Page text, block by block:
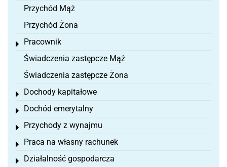
Przychód Mąż
Przychód Żona
Pracownik
Toggle menu
Świadczenia zastępcze Mąż
Świadczenia zastępcze Żona
Dochody kapitałowe
Toggle menu
Dochód emerytalny
Toggle menu
Przychody z wynajmu
Toggle menu
Praca na własny rachunek
Toggle menu
Działalność gospodarcza
Toggle menu